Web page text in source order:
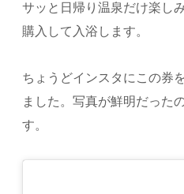
サッと日帰り温泉だけ楽し
購入して入浴します。
ちょうどインスタにこの券
ました。写真が鮮明だった
す。